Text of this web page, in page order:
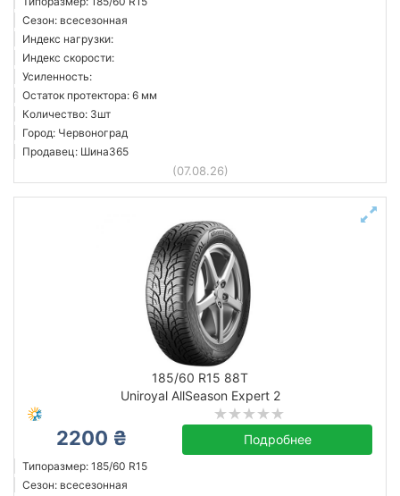
Сезон: всесезонная
Индекс нагрузки:
Индекс скорости:
Усиленность:
Остаток протектора: 6 мм
Количество: 3шт
Город: Червоноград
Продавец: Шина365
(07.08.26)
185/60 R15 88T
Uniroyal AllSeason Expert 2
2200 ₴ Подробнее
Типоразмер: 185/60 R15
Сезон: всесезонная